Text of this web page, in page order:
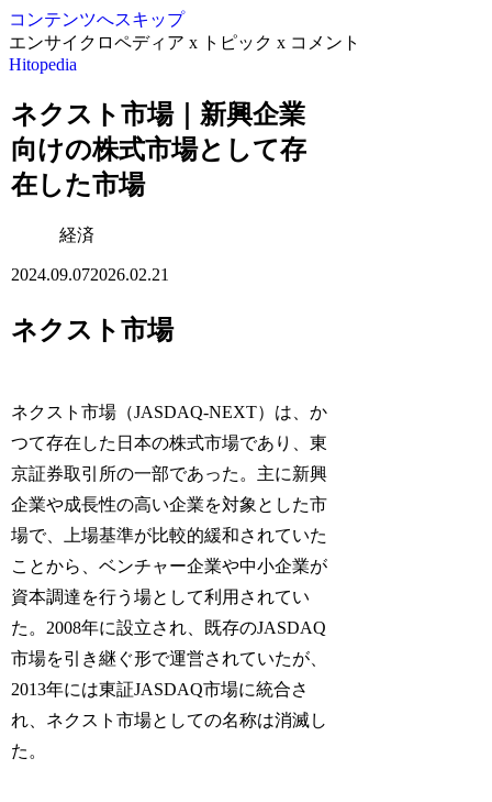
コンテンツへスキップ
エンサイクロペディア x トピック x コメント
Hitopedia
ネクスト市場｜新興企業
向けの株式市場として存
在した市場
経済
2024.09.072026.02.21
ネクスト市場
ネクスト市場（JASDAQ-NEXT）は、か
つて存在した日本の株式市場であり、東
京証券取引所の一部であった。主に新興
企業や成長性の高い企業を対象とした市
場で、上場基準が比較的緩和されていた
ことから、ベンチャー企業や中小企業が
資本調達を行う場として利用されてい
た。2008年に設立され、既存のJASDAQ
市場を引き継ぐ形で運営されていたが、
2013年には東証JASDAQ市場に統合さ
れ、ネクスト市場としての名称は消滅し
た。